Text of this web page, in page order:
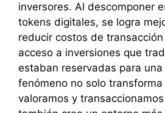
inversores. Al descomponer
tokens digitales, se logra
reducir costos de
acceso a inversiones que
estaban reservadas para una
fenómeno no solo
valoramos y